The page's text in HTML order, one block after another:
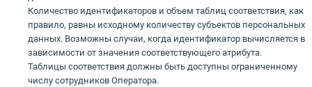
Количество идентификаторов и объем таблиц соответствия, как
правило, равны исходному количеству субъектов персональных
данных. Возможны случаи, когда идентификатор вычисляется в
зависимости от значения соответствующего атрибута.
Таблицы соответствия должны быть доступны ограниченному
числу сотрудников Оператора.